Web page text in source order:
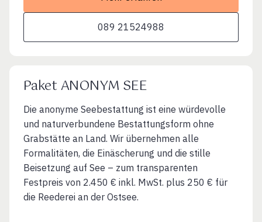
089 21524988
Paket ANONYM SEE
Die anonyme Seebestattung ist eine würdevolle
und naturverbundene Bestattungsform ohne
Grabstätte an Land. Wir übernehmen alle
Formalitäten, die Einäscherung und die stille
Beisetzung auf See – zum transparenten
Festpreis von 2.450 € inkl. MwSt. plus 250 € für
die Reederei an der Ostsee.